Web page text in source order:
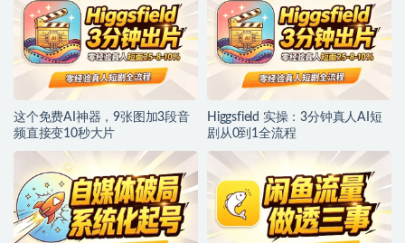
这个免费AI神器，9张图加3段音
频直接变10秒大片
Higgsfield 实操：3分钟真人AI短
剧从0到1全流程